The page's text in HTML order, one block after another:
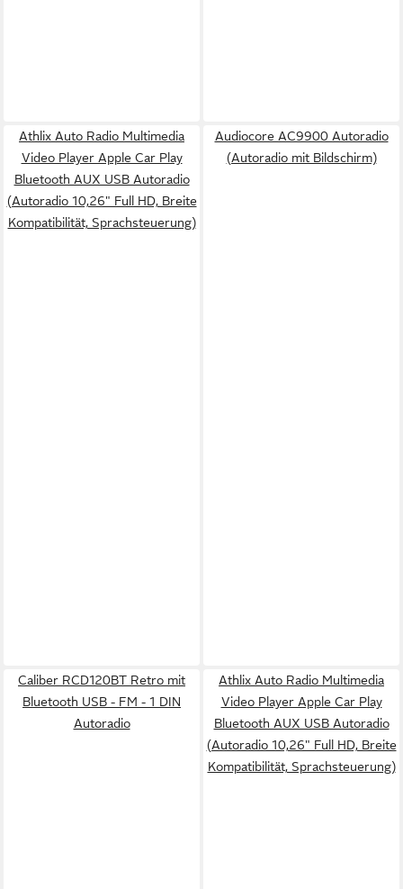
Athlix Auto Radio Multimedia
Video Player Apple Car Play
Bluetooth AUX USB Autoradio
(Autoradio 10,26" Full HD, Breite
Kompatibilität, Sprachsteuerung)
Audiocore AC9900 Autoradio
(Autoradio mit Bildschirm)
Caliber RCD120BT Retro mit
Bluetooth USB - FM - 1 DIN
Autoradio
Athlix Auto Radio Multimedia
Video Player Apple Car Play
Bluetooth AUX USB Autoradio
(Autoradio 10,26" Full HD, Breite
Kompatibilität, Sprachsteuerung)